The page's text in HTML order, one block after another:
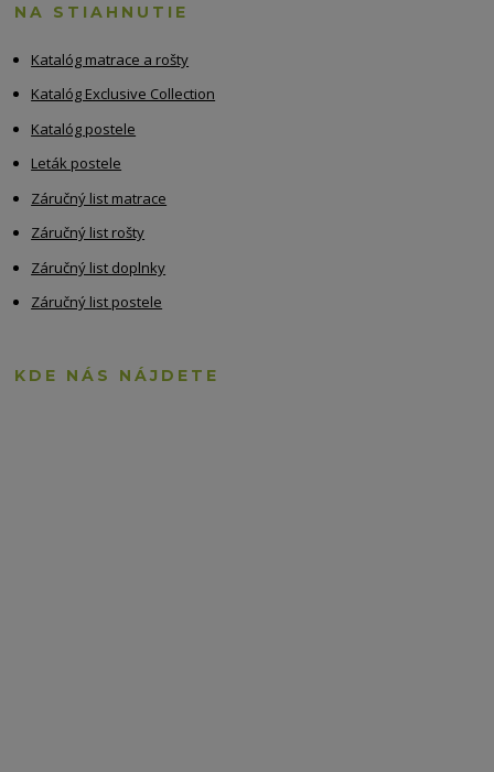
NA STIAHNUTIE
Katalóg matrace a rošty
Katalóg Exclusive Collection
Katalóg postele
Leták postele
Záručný list matrace
Záručný list rošty
Záručný list doplnky
Záručný list postele
KDE NÁS NÁJDETE